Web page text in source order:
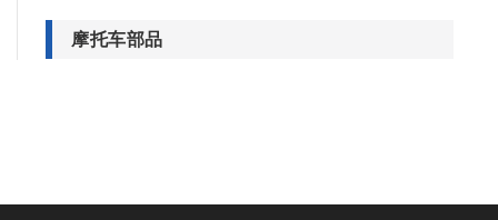
摩托车部品